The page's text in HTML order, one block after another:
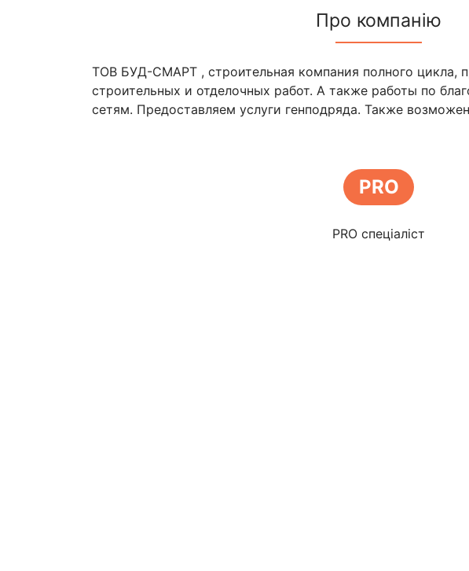
Про компанію
ТОВ БУД-СМАРТ , строительная компания полного цикла,
строительных и отделочных работ. А также работы по
сетям. Предоставляем услуги генподряда. Также
PRO
PRO спеціаліст